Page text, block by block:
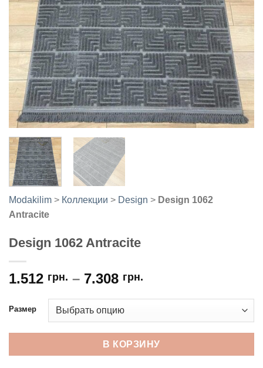
Modakilim > Коллекции > Design > Design 1062
Antracite
Design 1062 Antracite
1.512 грн. – 7.308 грн.
Размер
В КОРЗИНУ